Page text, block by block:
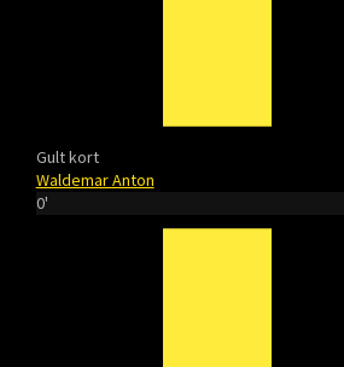
Gult kort
Waldemar Anton
0'